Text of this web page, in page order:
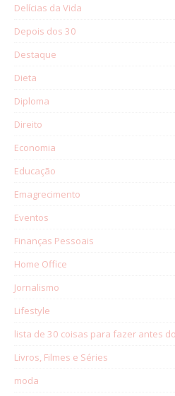
Delícias da Vida
Depois dos 30
Destaque
Dieta
Diploma
Direito
Economia
Educação
Emagrecimento
Eventos
Finanças Pessoais
Home Office
Jornalismo
Lifestyle
lista de 30 coisas para fazer antes
Livros, Filmes e Séries
moda